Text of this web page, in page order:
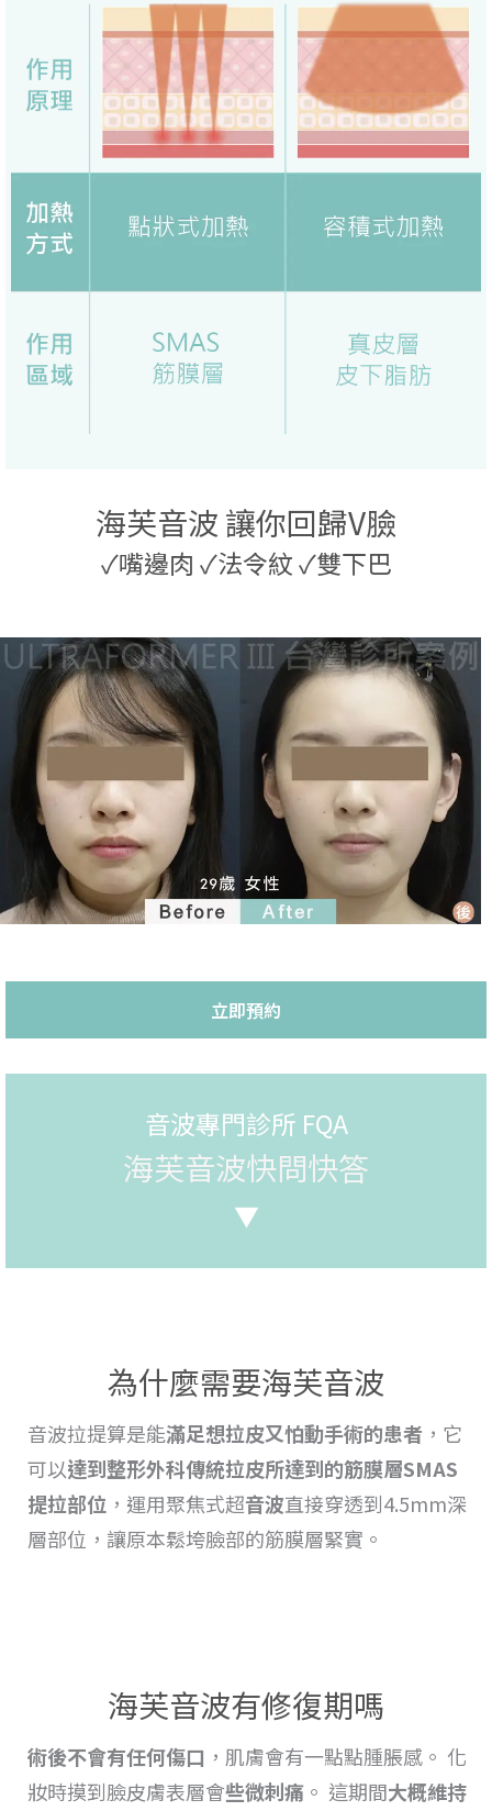
海芙音波 讓你回歸V臉
✓嘴邊肉 ✓法令紋✓雙下巴
立即預約
音波專門診所 FQA
海芙音波快問快答
▼
為什麼需要海芙音波
音波拉提算是能滿足想拉皮又怕動手術的患者 ，它
可以達到整形外科傳統拉皮所達到的筋膜層SMAS
提拉部位 ，運用聚焦式超音波直接穿透到4.5mm深
層部位，讓原本鬆垮臉部的筋膜層緊實。
海芙音波有修復期嗎
術後不會有任何傷口 ，肌膚會有一點點腫脹感。 化
妝時摸到臉皮膚表層會些微刺痛 。 這期間大概維持